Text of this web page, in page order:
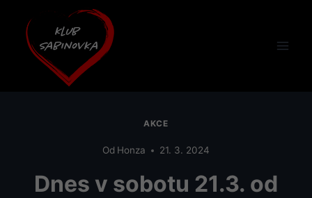
obsah
AKCE
Od Honza 21. 3. 2024
Dnes v sobotu 21.3. od